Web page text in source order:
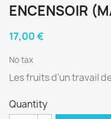
ENCENSOIR
17,00 €
No tax
Les fruits d'un travail
Quantity